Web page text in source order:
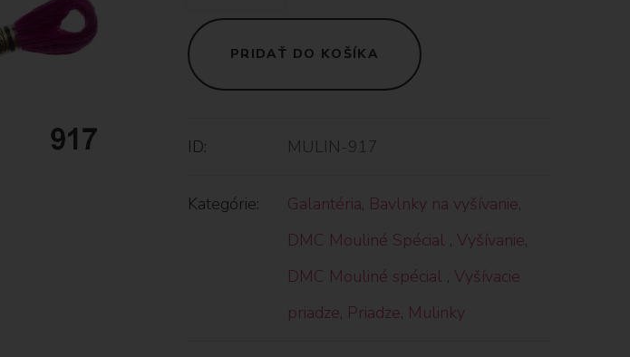
PRIDAŤ DO KOŠÍKA
ID: MULIN-917
Kategórie: Galantéria, Bavlnky na vyšívanie,
DMC Mouliné Spécial , Vyšívanie,
DMC Mouliné spécial , Vyšívacie
priadze, Priadze, Mulinky